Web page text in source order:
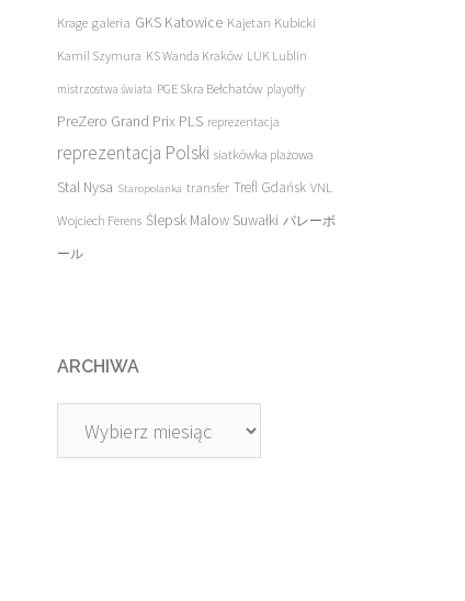
Krage galeria GKS Katowice Kajetan Kubicki
Kamil Szymura KS Wanda Kraków LUK Lublin
mistrzostwa świata PGE Skra Bełchatów playoffy
PreZero Grand Prix PLS reprezentacja
reprezentacja Polski siatkówka plażowa
Stal Nysa Staropolanka transfer Trefl Gdańsk VNL
Wojciech Ferens Ślepsk Malow Suwałki バレーボ
ール
ARCHIWA
Archiwa